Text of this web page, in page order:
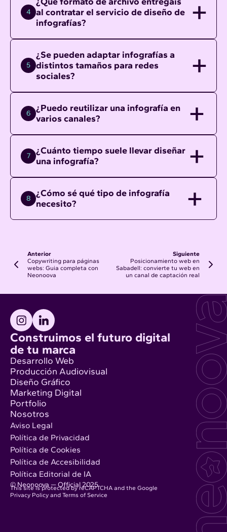
4
al contratar el servicio de diseño de
infografías?
5
¿Se pueden adaptar infografías a
distintos tamaños para redes
sociales?
6
¿Puedo reutilizar una infografía en
varios canales?
7
¿Cuánto tiempo suele llevar diseñar
una infografía?
8
¿Cómo sé qué tipo de infografía
necesito?
Anterior
Copywriting para páginas
webs: Guia completa con
Neonoova
Siguiente
Posicionamiento web en
Sabadell: convierte tu web en
un canal de captación real
Desarrollo Web
Producción Audiovisual
Diseño Gráfico
Marketing Digital
Portfolio
Nosotros
Construimos el futuro digital
de tu marca
© Neonoova — Official 2025
Aviso Legal
Política de Privacidad
Política de Cookies
Política de Accesibilidad
Política Editorial de IA
This site is protected by reCAPTCHA and the Google
Privacy Policy and Terms of Service